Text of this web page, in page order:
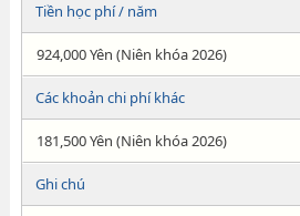
Tiền học phí / năm
924,000 Yên (Niên khóa 2026)
Các khoản chi phí khác
181,500 Yên (Niên khóa 2026)
Ghi chú